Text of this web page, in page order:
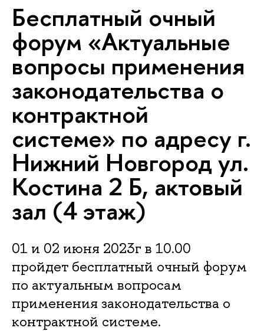
Бесплатный очный
форум «Актуальные
вопросы применения
законодательства о
контрактной
системе» по адресу г.
Нижний Новгород ул.
Костина 2 Б, актовый
зал (4 этаж)
01 и 02 июня 2023г в 10.00
пройдет бесплатный очный форум
по актуальным вопросам
применения законодательства о
контрактной системе.